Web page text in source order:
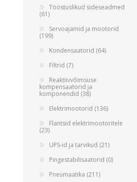
Tööstuslikud sideseadmed
(61)
Servoajamid ja mootorid
(199)
Kondensaatorid (64)
Filtrid (7)
Reaktiivvõimsuse
kompensaatorid ja
komponendid (38)
Elektrimootorid (136)
Flantsid elektrimootoritele
(23)
UPS-id ja tarvikud (21)
Pingestabilisaatorid (0)
Pneumaatika (211)